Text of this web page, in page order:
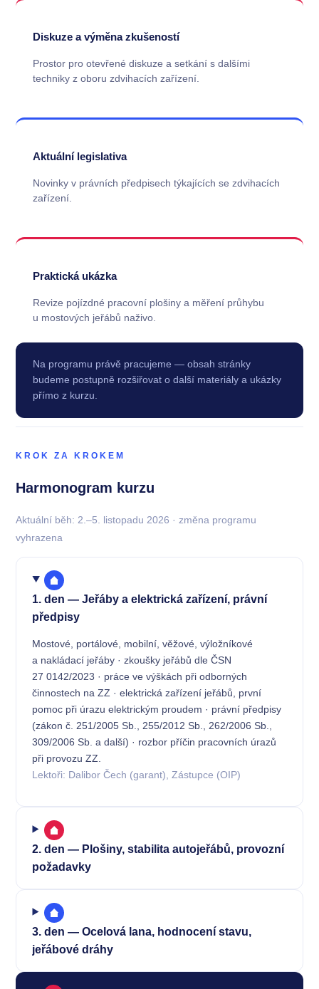
Diskuze a výměna zkušeností
Prostor pro otevřené diskuze a setkání s dalšími
techniky z oboru zdvihacích zařízení.
Aktuální legislativa
Novinky v právních předpisech týkajících se zdvihacích
zařízení.
Praktická ukázka
Revize pojízdné pracovní plošiny a měření průhybu
u mostových jeřábů naživo.
Na programu právě pracujeme — obsah stránky
budeme postupně rozšiřovat o další materiály a ukázky
přímo z kurzu.
KROK ZA KROKEM
Harmonogram kurzu
Aktuální běh: 2.–5. listopadu 2026 · změna programu
vyhrazena
1. den — Jeřáby a elektrická zařízení, právní
předpisy
Mostové, portálové, mobilní, věžové, výložníkové
a nakládací jeřáby · zkoušky jeřábů dle ČSN
27 0142/2023 · práce ve výškách při odborných
činnostech na ZZ · elektrická zařízení jeřábů, první
pomoc při úrazu elektrickým proudem · právní předpisy
(zákon č. 251/2005 Sb., 255/2012 Sb., 262/2006 Sb.,
309/2006 Sb. a další) · rozbor příčin pracovních úrazů
při provozu ZZ.
Lektoři: Dalibor Čech (garant), Zástupce (OIP)
2. den — Plošiny, stabilita autojeřábů, provozní
požadavky
3. den — Ocelová lana, hodnocení stavu,
jeřábové dráhy